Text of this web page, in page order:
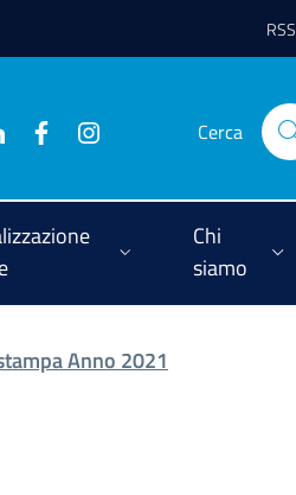
RSS
Cerca
Chi
siamo
Anno 2021